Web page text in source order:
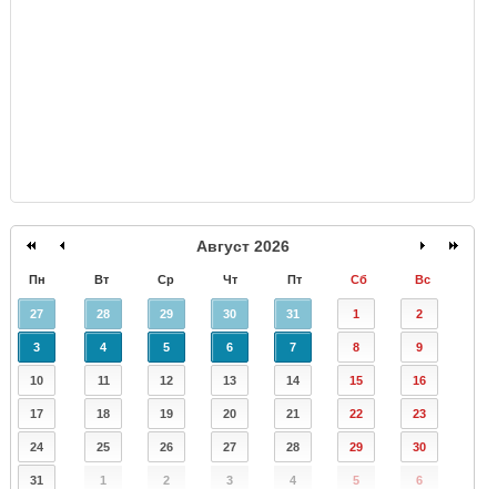
Август 2026
Пн Вт Ср Чт Пт Сб Вс
27 28 29 30 31 1 2
3 4 5 6 7 8 9
10 11 12 13 14 15 16
17 18 19 20 21 22 23
24 25 26 27 28 29 30
31 1 2 3 4 5 6